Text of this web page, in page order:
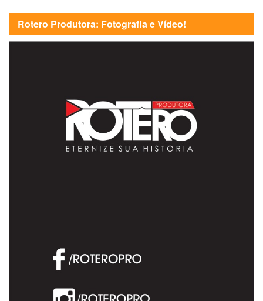
Rotero Produtora: Fotografia e Vídeo!